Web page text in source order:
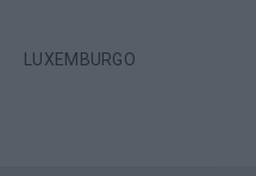
LUXEMBURGO